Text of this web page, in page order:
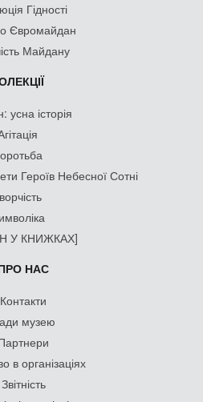
Гідності
Євромайдан
Майдану
усна історія
Героїв Небесної Сотні
У КНИЖКАХ]
НАС
Контакти
музею
в організаціях
Звітність